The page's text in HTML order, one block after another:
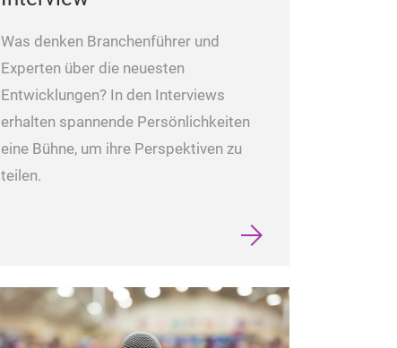
Was denken Branchenführer und
Experten über die neuesten
Entwicklungen? In den Interviews
erhalten spannende Persönlichkeiten
eine Bühne, um ihre Perspektiven zu
teilen.